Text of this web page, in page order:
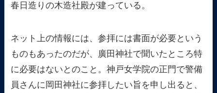
春日造りの木造社殿が建っている。
ネット上の情報には、参拝には書面が必要という
ものもあったのだが、廣田神社で聞いたところ特
に必要はないとのこと。神戸女学院の正門で警備
員さんに岡田神社に参拝したい旨を申し出ると、